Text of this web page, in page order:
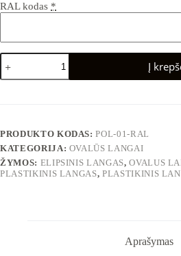
RAL kodas *
Į
PRODUKTO KODAS:POL-01-RAL
KATEGORIJA: OVALŪS LANGAI
ŽYMOS: ELIPSINIS LANGAS,OVALUS
PLASTIKINIS LANGAS,PLASTIKINIS
Aprašymas